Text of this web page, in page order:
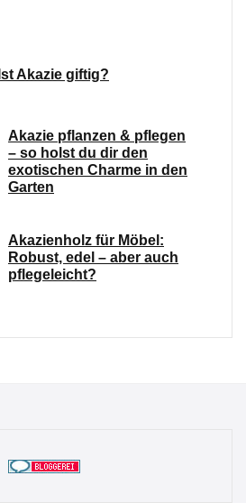
Ist Akazie giftig?
Akazie pflanzen & pflegen
– so holst du dir den
exotischen Charme in den
Garten
Akazienholz für Möbel:
Robust, edel – aber auch
pflegeleicht?